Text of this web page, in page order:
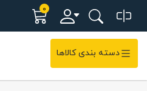
0
دسته بندی کالاها